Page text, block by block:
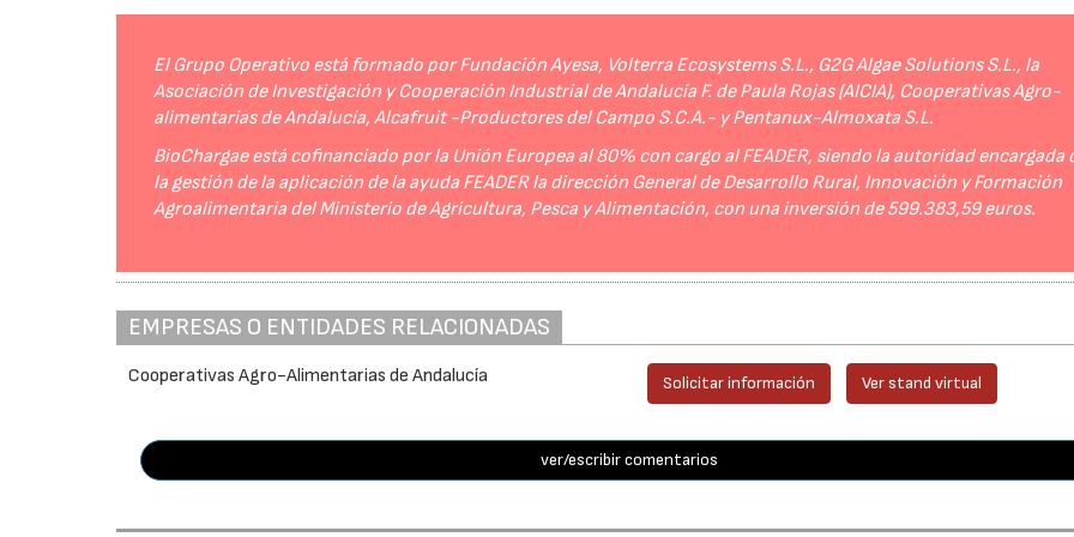
El Grupo Operativo está formado por Fundación Ayesa, Volterra Ecosystems S.L., G2G Algae Solutions S.L., la
Asociación de Investigación y Cooperación Industrial de Andalucía F. de Paula Rojas (AICIA), Cooperativas Agro-
alimentarias de Andalucía, Alcafruit -Productores del Campo S.C.A.- y Pentanux-Almoxata S.L.
BioChargae está cofinanciado por la Unión Europea al 80% con cargo al FEADER, siendo la autoridad encargada
la gestión de la aplicación de la ayuda FEADER la dirección General de Desarrollo Rural, Innovación y Formación
Agroalimentaria del Ministerio de Agricultura, Pesca y Alimentación, con una inversión de 599.383,59 euros.
EMPRESAS O ENTIDADES RELACIONADAS
Cooperativas Agro-Alimentarias de Andalucía Solicitar información Ver stand virtual
ver/escribir comentarios